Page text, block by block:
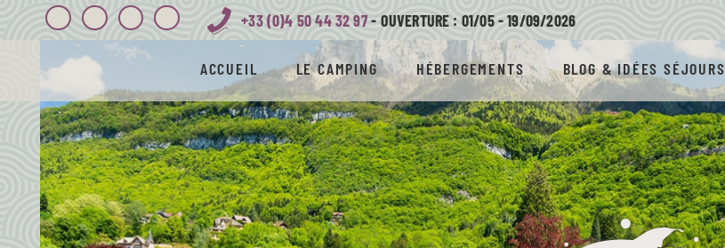
+33 (0)4 50 44 32 97 - OUVERTURE : 01/05 - 19/09/2026
ACCUEIL LE CAMPING HÉBERGEMENTS BLOG & IDÉES SÉJOURS